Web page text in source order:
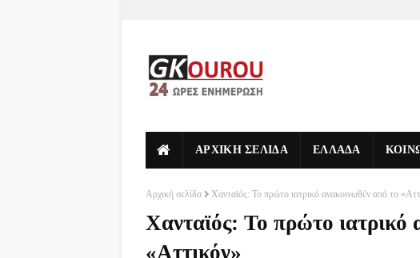
ΑΡΧΙΚΗ ΣΕΛΙΔΑ ΕΛΛΑΔΑ
Αρχική σελίδα Χανταϊός: Το πρώτο ιατρικό ανακοινωθέν από το
Χανταϊός: Το πρώτο ιατρικό
«Αττικόν»